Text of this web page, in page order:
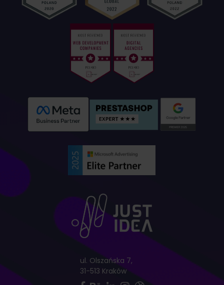
ul. Olszańska 7,
31-513 Kraków